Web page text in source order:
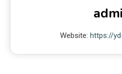
Website: https://